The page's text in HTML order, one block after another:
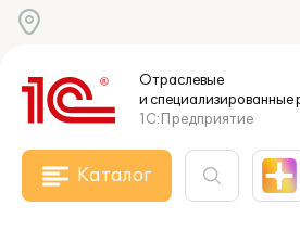
Отраслевые
и специализированные
1С:Предприятие
Каталог